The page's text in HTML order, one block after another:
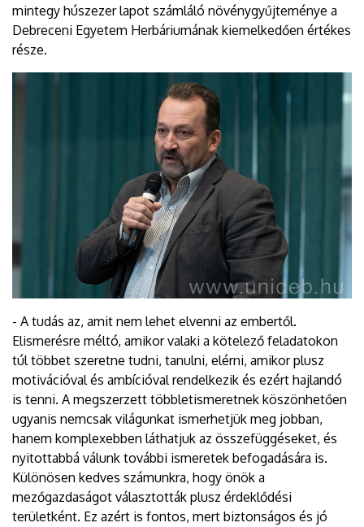
mintegy húszezer lapot számláló növénygyűjteménye a
Debreceni Egyetem Herbáriumának kiemelkedően értékes
része.
- A tudás az, amit nem lehet elvenni az embertől.
Elismerésre méltó, amikor valaki a kötelező feladatokon
túl többet szeretne tudni, tanulni, elérni, amikor plusz
motivációval és ambícióval rendelkezik és ezért hajlandó
is tenni. A megszerzett többletismeretnek köszönhetően
ugyanis nemcsak világunkat ismerhetjük meg jobban,
hanem komplexebben láthatjuk az összefüggéseket, és
nyitottabbá válunk további ismeretek befogadására is.
Különösen kedves számunkra, hogy önök a
mezőgazdaságot választották plusz érdeklődési
területként. Ez azért is fontos, mert biztonságos és jó